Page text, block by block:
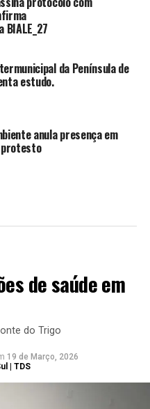
da Península de
estudo.
anula presença em
protesto
de saúde em
do Trigo
19 de Março, 2026
| TDS